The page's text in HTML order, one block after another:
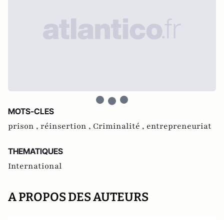
MOTS-CLES
prison , réinsertion , Criminalité , entrepreneuriat
THEMATIQUES
International
A PROPOS DES AUTEURS